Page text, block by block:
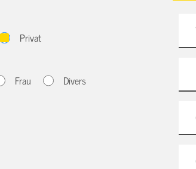
Privat
Frau Divers